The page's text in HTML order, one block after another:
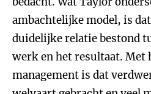
ambachtelijke model, is
duidelijke relatie bestond
werk en het resultaat. Met
management is dat